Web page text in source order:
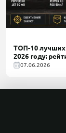
ТОП-10 лучших
2026 году:
07.06.2026